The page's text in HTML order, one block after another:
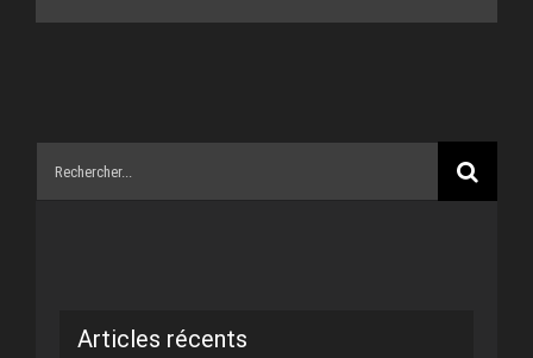
Rechercher:
Articles récents